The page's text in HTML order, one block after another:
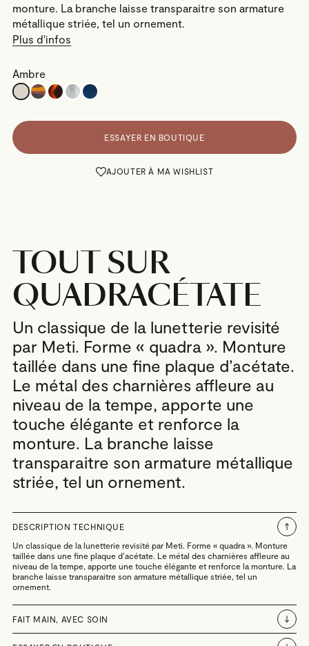
monture. La branche laisse transparaitre son armature
métallique striée, tel un ornement.
Plus d'infos
Ambre
ESSAYER EN BOUTIQUE
AJOUTER À MA WISHLIST
TOUT SUR
QUADRACÉTATE
Un classique de la lunetterie revisité
par Meti. Forme « quadra ». Monture
taillée dans une fine plaque d’acétate.
Le métal des charnières affleure au
niveau de la tempe, apporte une
touche élégante et renforce la
monture. La branche laisse
transparaitre son armature métallique
striée, tel un ornement.
DESCRIPTION TECHNIQUE
Un classique de la lunetterie revisité par Meti. Forme « quadra ». Monture
taillée dans une fine plaque d’acétate. Le métal des charnières affleure au
niveau de la tempe, apporte une touche élégante et renforce la monture. La
branche laisse transparaitre son armature métallique striée, tel un
ornement.
FAIT MAIN, AVEC SOIN